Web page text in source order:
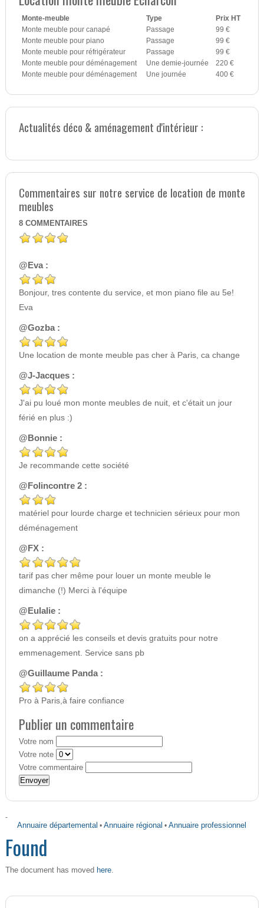
Monte-meuble Type
Prix HT
Monte meuble pour canapé
Passage
99 €
Monte meuble pour piano
Passage
99 €
Monte meuble pour réfrigérateur
Passage
99 €
Monte meuble pour déménagement
Une demie-journée
220 €
Monte meuble pour déménagement
Une journée 400 €
Actualités déco & aménagement d'intérieur :
Commentaires sur notre service de location de monte
meubles
8 COMMENTAIRES
@Eva :
Bonjour, tres contente du service, et mon piano file au 5e!
Eva
@Gozba :
Une location de monte meuble pas cher à Paris, ca change
@J-Jacques :
J'ai pu loué mon monte meubles de nuit, et c'était un jour
férié en plus :)
@Bonnie :
Je recommande cette société
@Folincontre 2 :
matériel pour lourde charge et technicien sérieux pour mon
déménagement
@FX :
tarif pas cher même pour louer un monte meuble le
dimanche (!) Merci à l'équipe
@Eulalie :
on a apprécié les conseils et devis gratuits pour notre
emmenagement. Service sans pb
@Guillaume Panda :
Pro à Paris,à faire confiance
Publier un commentaire
Votre nom
Votre note
Votre commentaire
-
Annuaire départemental •Annuaire régional •Annuaire professionnel
Found
The document has moved here.